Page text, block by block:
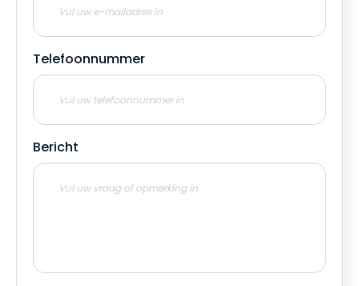
Telefoonnummer
Bericht